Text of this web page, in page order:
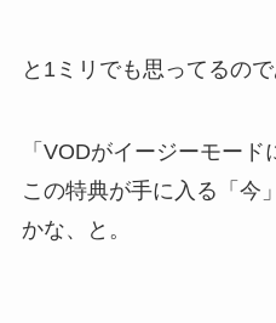
と1ミリでも思ってるの
「VODがイージーモード
この特典が手に入る「今
かな、と。